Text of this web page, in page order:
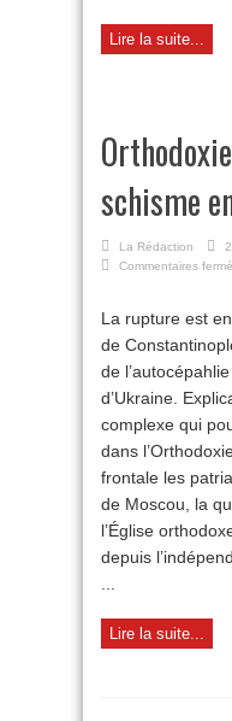
Lire la suite...
schisme
La Rédaction
Commentaires
La rupture est
de
de
d’Ukraine.
complexe qui
dans
frontale les
de Moscou, la
l’Église
depuis
Lire la suite...